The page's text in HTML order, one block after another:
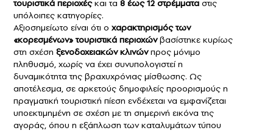
τουριστικά περιοχέςκαι τα 8 έως 12 στρέμματα στις
υπόλοιπες κατηγορίες.
Αξιοσημείωτο είναι ότι ο χαρακτηρισμός των
«κορεσμένων» τουριστικά περιοχώνβασίστηκε κυρίως
στη σχέση ξενοδοχειακών κλινώνπρος μόνιμο
πληθυσμό, χωρίς να έχει συνυπολογιστεί η
δυναμικότητα της βραχυχρόνιας μίσθωσης. Ως
αποτέλεσμα, σε αρκετούς δημοφιλείς προορισμούς η
πραγματική τουριστική πίεση ενδέχεται να εμφανίζεται
υποεκτιμημένη σε σχέση με τη σημερινή εικόνα της
αγοράς, όπου η εξάπλωση των καταλυμάτων τύπου